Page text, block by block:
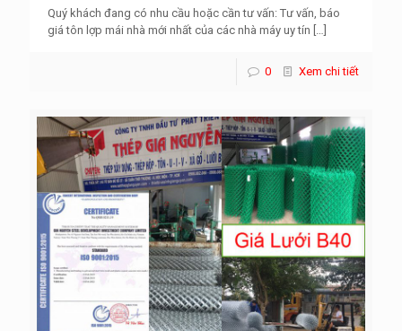
Quý khách đang có nhu cầu hoặc cần tư vấn: Tư vấn, báo
giá tôn lợp mái nhà mới nhất của các nhà máy uy tín […]
0 Xem chi tiết